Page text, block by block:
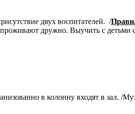
двух воспитателей. /
дружно. Выучить с детьми
в колонну входят в зал. /